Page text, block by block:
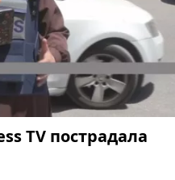
TV пострадала